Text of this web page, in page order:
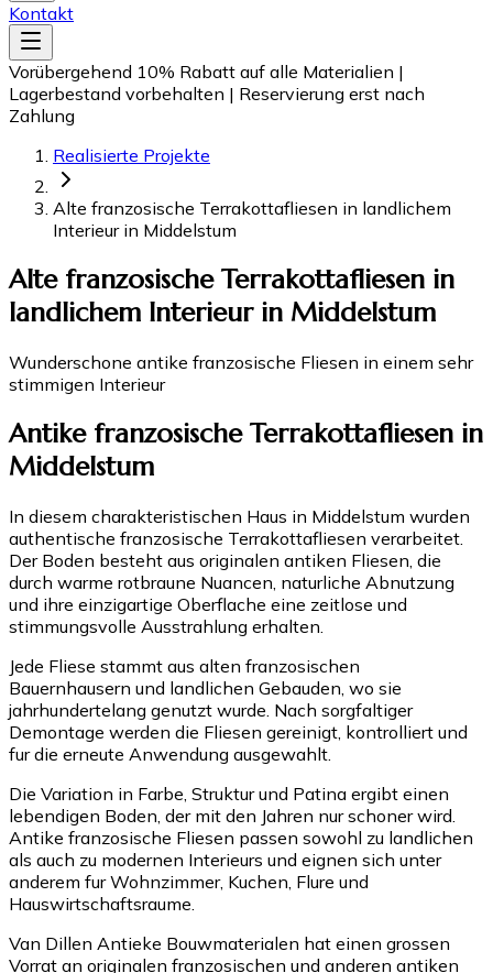
Kontakt
Vorübergehend 10% Rabatt auf alle Materialien |
Lagerbestand vorbehalten | Reservierung erst nach
Zahlung
Realisierte Projekte
Alte franzosische Terrakottafliesen in landlichem
Interieur in Middelstum
Alte franzosische Terrakottafliesen in
landlichem Interieur in Middelstum
Wunderschone antike franzosische Fliesen in einem sehr
stimmigen Interieur
Antike franzosische Terrakottafliesen in
Middelstum
In diesem charakteristischen Haus in Middelstum wurden
authentische franzosische Terrakottafliesen verarbeitet.
Der Boden besteht aus originalen antiken Fliesen, die
durch warme rotbraune Nuancen, naturliche Abnutzung
und ihre einzigartige Oberflache eine zeitlose und
stimmungsvolle Ausstrahlung erhalten.
Jede Fliese stammt aus alten franzosischen
Bauernhausern und landlichen Gebauden, wo sie
jahrhundertelang genutzt wurde. Nach sorgfaltiger
Demontage werden die Fliesen gereinigt, kontrolliert und
fur die erneute Anwendung ausgewahlt.
Die Variation in Farbe, Struktur und Patina ergibt einen
lebendigen Boden, der mit den Jahren nur schoner wird.
Antike franzosische Fliesen passen sowohl zu landlichen
als auch zu modernen Interieurs und eignen sich unter
anderem fur Wohnzimmer, Kuchen, Flure und
Hauswirtschaftsraume.
Van Dillen Antieke Bouwmaterialen hat einen grossen
Vorrat an originalen franzosischen und anderen antiken